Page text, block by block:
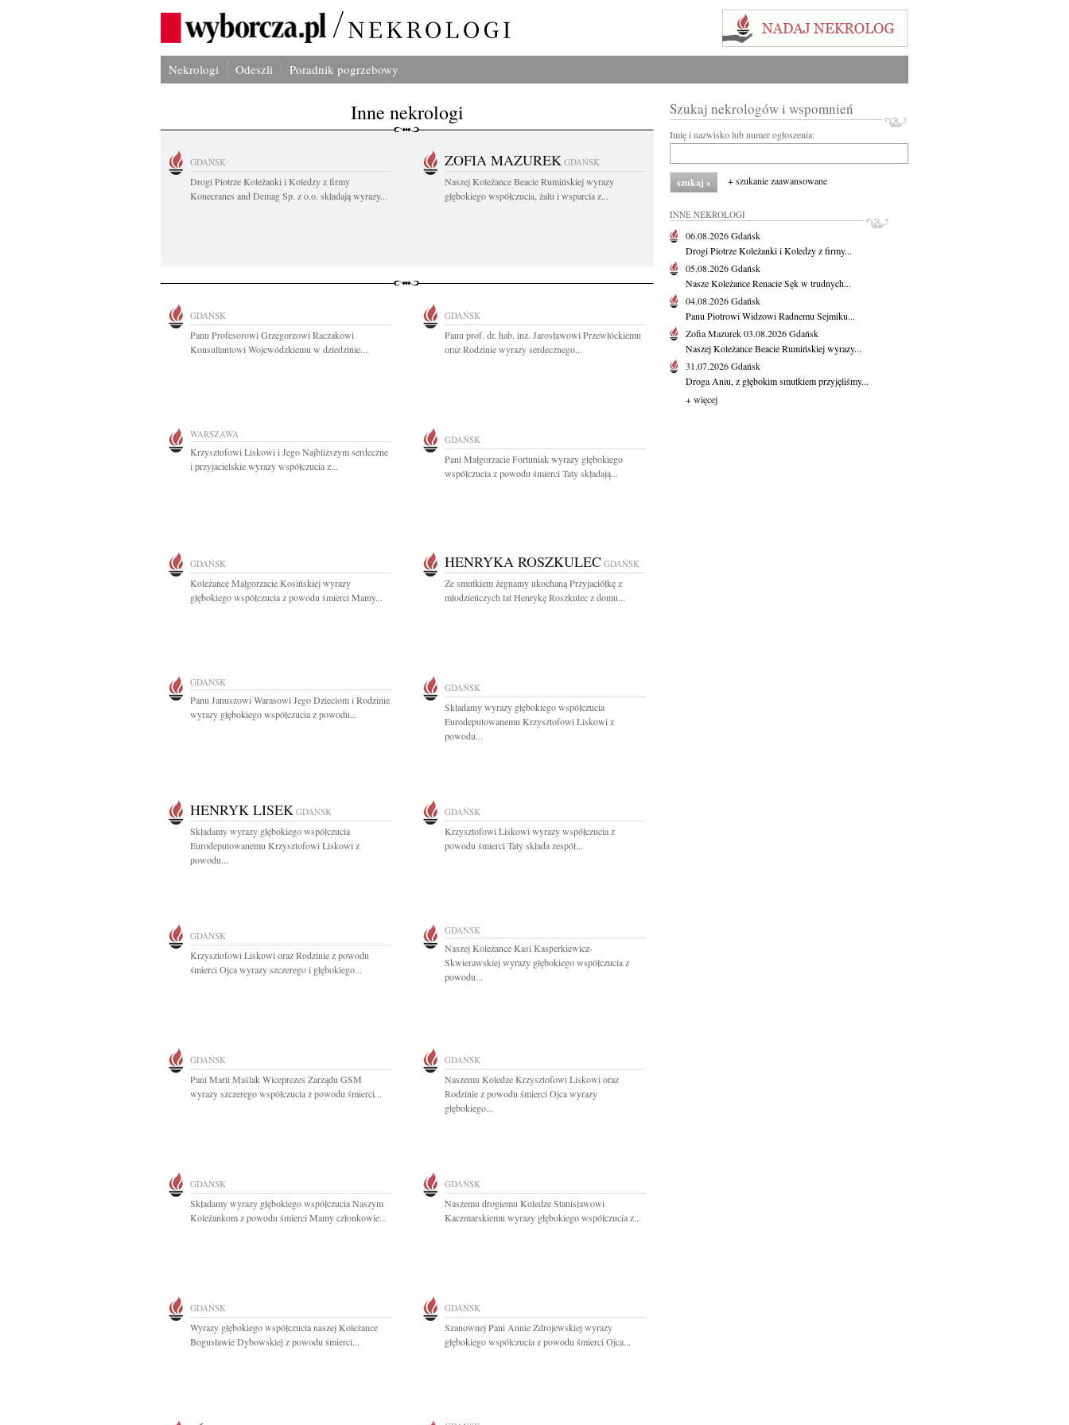
Nekrologi Odeszli Poradnik pogrzebowy
Inne nekrologi
GDAŃSK
Drogi Piotrze Koleżanki i Koledzy z firmy
Konecranes and Demag Sp. z o.o. składają wyrazy...
ZOFIA MAZUREK GDAŃSK
Naszej Koleżance Beacie Rumińskiej wyrazy
głębokiego współczucia, żalu i wsparcia z...
GDAŃSK
Panu Profesorowi Grzegorzowi Raczakowi
Konsultantowi Wojewódzkiemu w dziedzinie...
GDAŃSK
Panu prof. dr. hab. inż. Jarosławowi Przewłóckiemu
oraz Rodzinie wyrazy serdecznego...
WARSZAWA
Krzysztofowi Liskowi i Jego Najbliższym serdeczne
i przyjacielskie wyrazy współczucia z...
GDAŃSK
Pani Małgorzacie Fortuniak wyrazy głębokiego
współczucia z powodu śmierci Taty składają...
GDAŃSK
Koleżance Małgorzacie Kosińskiej wyrazy
głębokiego współczucia z powodu śmierci Mamy...
HENRYKA ROSZKULEC GDAŃSK
Ze smutkiem żegnamy ukochaną Przyjaciółkę z
młodzieńczych lat Henrykę Roszkulec z domu...
GDAŃSK
Panu Januszowi Warasowi Jego Dzieciom i Rodzinie
wyrazy głębokiego współczucia z powodu...
GDAŃSK
Składamy wyrazy głębokiego współczucia
Eurodeputowanemu Krzysztofowi Liskowi z
powodu...
HENRYK LISEK GDAŃSK
Składamy wyrazy głębokiego współczucia
Eurodeputowanemu Krzysztofowi Liskowi z
powodu...
GDAŃSK
Krzysztofowi Liskowi wyrazy współczucia z
powodu śmierci Taty składa zespół...
GDAŃSK
Krzysztofowi Liskowi oraz Rodzinie z powodu
śmierci Ojca wyrazy szczerego i głębokiego...
GDAŃSK
Naszej Koleżance Kasi Kasperkiewicz-
Skwierawskiej wyrazy głębokiego współczucia z
powodu...
GDAŃSK
Pani Marii Maślak Wiceprezes Zarządu GSM
wyrazy szczerego współczucia z powodu śmierci...
GDAŃSK
Naszemu Koledze Krzysztofowi Liskowi oraz
Rodzinie z powodu śmierci Ojca wyrazy
głębokiego...
GDAŃSK
Składamy wyrazy głębokiego współczucia Naszym
Koleżankom z powodu śmierci Mamy członkowie...
GDAŃSK
Naszemu drogiemu Koledze Stanisławowi
Kaczmarskiemu wyrazy głębokiego współczucia z...
GDAŃSK
Wyrazy głębokiego współczucia naszej Koleżance
Bogusławie Dybowskiej z powodu śmierci...
GDAŃSK
Szanownej Pani Annie Zdrojewskiej wyrazy
głębokiego współczucia z powodu śmierci Ojca...
Szukaj nekrologów i wspomnień
Imię i nazwisko lub numer ogłoszenia:
+ szukanie zaawansowane
INNE NEKROLOGI
06.08.2026Gdańsk
Drogi Piotrze Koleżanki i Koledzy z firmy...
05.08.2026Gdańsk
Nasze Koleżance Renacie Sęk w trudnych...
04.08.2026Gdańsk
Panu Piotrowi Widzowi Radnemu Sejmiku...
Zofia Mazurek03.08.2026Gdańsk
Naszej Koleżance Beacie Rumińskiej wyrazy...
31.07.2026Gdańsk
Droga Aniu, z głębokim smutkiem przyjęliśmy...
+ więcej